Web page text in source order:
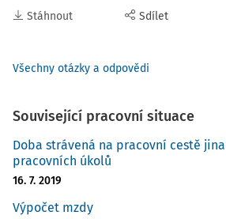
Stáhnout Sdílet
Všechny otázky a odpovědi
Související pracovní situace
Doba strávená na pracovní cestě
pracovních úkolů
16. 7. 2019
Výpočet mzdy